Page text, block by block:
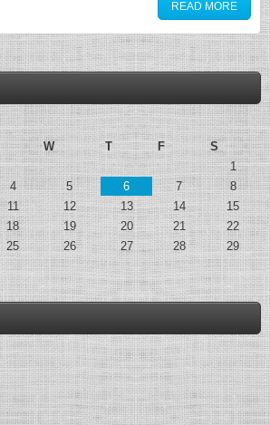
READ MORE
W T F
S
1
4 5 6 7
8
11 12 13 14
15
18 19 20 21
22
25 26 27 28
29